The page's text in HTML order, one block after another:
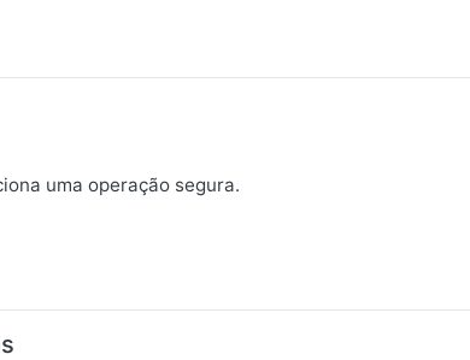
uma operação segura.